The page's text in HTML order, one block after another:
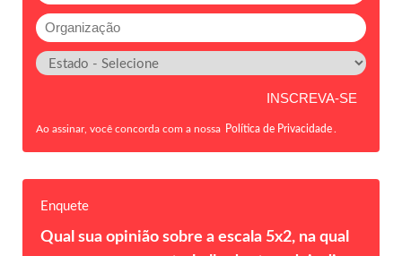
Ao assinar, você concorda com a nossa Política de Privacidade
Enquete
Qual sua opinião sobre a escala 5x2, na qual